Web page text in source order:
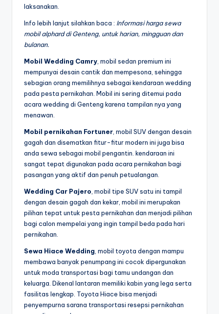
laksanakan.
Info lebih lanjut silahkan baca : Informasi harga sewa
mobil alphard di Genteng, untuk harian, mingguan dan
bulanan.
Mobil Wedding Camry , mobil sedan premium ini
mempunyai desain cantik dan mempesona, sehingga
sebagian orang memilihnya sebagai kendaraan wedding
pada pesta pernikahan. Mobil ini sering ditemui pada
acara wedding di Genteng karena tampilan nya yang
menawan.
Mobil pernikahan Fortuner , mobil SUV dengan desain
gagah dan disematkan fitur-fitur modern ini juga bisa
anda sewa sebagai mobil pengantin. kendaraan ini
sangat tepat digunakan pada acara pernikahan bagi
pasangan yang aktif dan penuh petualangan.
Wedding Car Pajero , mobil tipe SUV satu ini tampil
dengan desain gagah dan kekar, mobil ini merupakan
pilihan tepat untuk pesta pernikahan dan menjadi pilihan
bagi calon mempelai yang ingin tampil beda pada hari
pernikahan.
Sewa Hiace Wedding , mobil toyota dengan mampu
membawa banyak penumpang ini cocok dipergunakan
untuk moda transportasi bagi tamu undangan dan
keluarga. Dikenal lantaran memiliki kabin yang lega serta
fasilitas lengkap. Toyota Hiace bisa menjadi
penyempurna sarana transportasi resepsi pernikahan